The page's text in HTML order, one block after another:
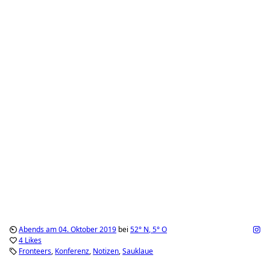
Abends am 04. Oktober 2019 bei 52° N,5°O
4 Likes
Fronteers Konferenz Notizen Sauklaue